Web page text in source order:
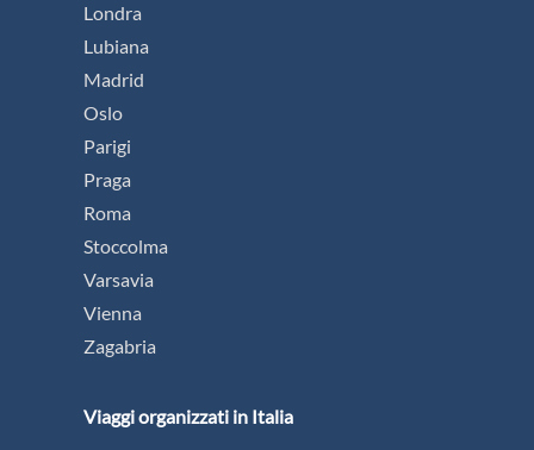
Londra
Lubiana
Madrid
Oslo
Parigi
Praga
Roma
Stoccolma
Varsavia
Vienna
Zagabria
Viaggi organizzati in Italia